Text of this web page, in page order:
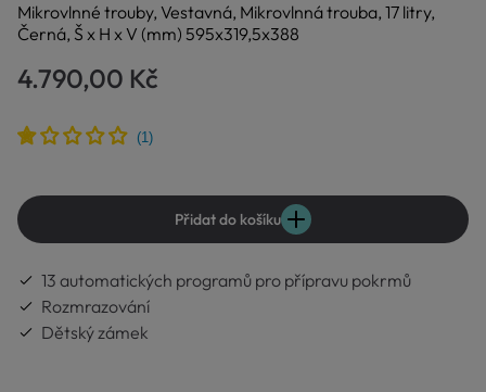
Mikrovlnné trouby, Vestavná, Mikrovlnná trouba, 17 litry,
Černá, Š x H x V (mm) 595x319,5x388
4.790,00 Kč
Přidat do košíku
13 automatických programů pro přípravu pokrmů
Rozmrazování
Dětský zámek